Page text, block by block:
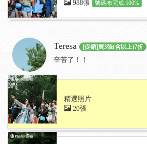
988張
號碼布完成:100%
Teresa [促銷]買3張(含以上)7折
辛苦了！！
精選照片
20張